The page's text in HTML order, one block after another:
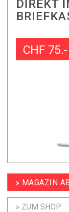
DIREKT
CHF 75.-
» MAGAZIN
» ZUM SHOP